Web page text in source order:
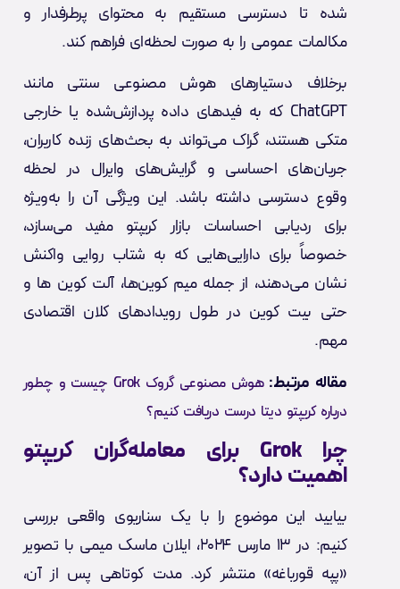
شده تا دسترسی مستقیم به محتوای پرطرفدار و
مکالمات عمومی را به صورت لحظه‌ای فراهم کند.
برخلاف دستیارهای هوش مصنوعی سنتی مانند
ChatGPT که به فیدهای داده پردازش‌شده یا خارجی
متکی هستند، گراک می‌تواند به بحث‌های زنده کاربران،
جریان‌های احساسی و گرایش‌های وایرال در لحظه
وقوع دسترسی داشته باشد. این ویژگی آن را به‌ویژه
برای ردیابی احساسات بازار کریپتو مفید می‌سازد،
خصوصاً برای دارایی‌هایی که به شتاب روایی واکنش
نشان می‌دهند، از جمله میم کوین‌ها، آلت کوین ها و
حتی بیت کوین در طول رویدادهای کلان اقتصادی
مهم.
مقاله مرتبط:
هوش مصنوعی گروک Grok چیست و چطور
درباره کریپتو دیتا درست دریافت کنیم؟
چرا Grok برای معامله‌گران کریپتو
اهمیت دارد؟
بیایید این موضوع را با یک سناریوی واقعی بررسی
کنیم: در ۱۳ مارس ۲۰۲۴، ایلان ماسک میمی با تصویر
«پپه قورباغه» منتشر کرد. مدت کوتاهی پس از آن،